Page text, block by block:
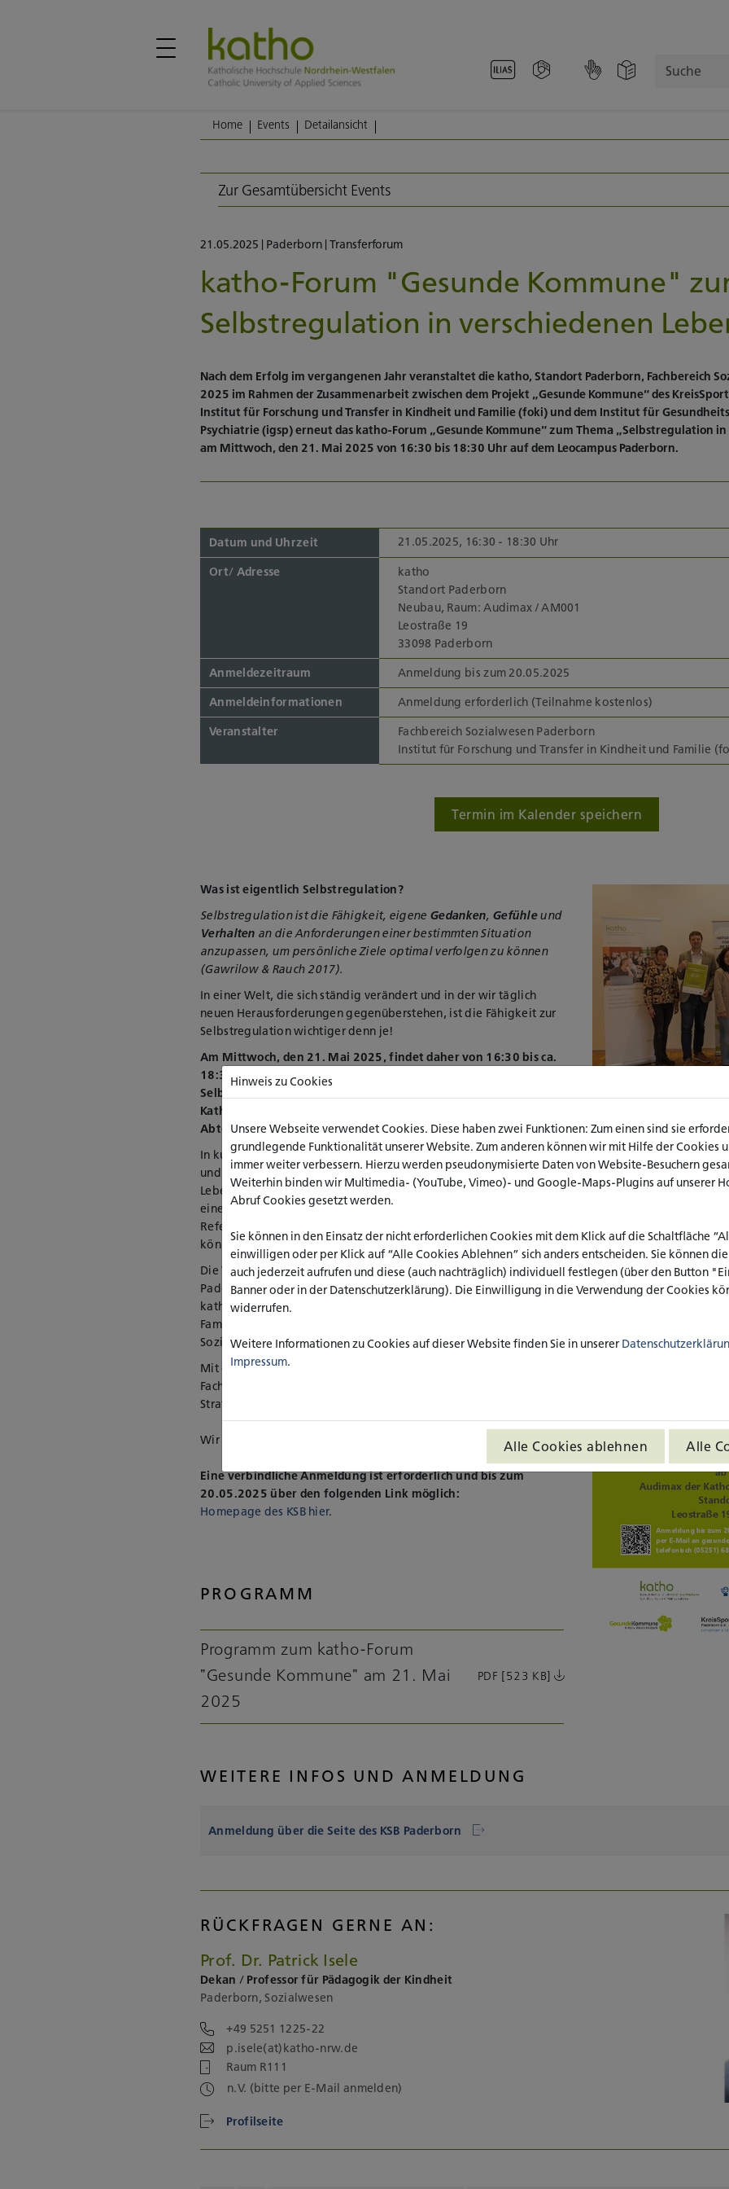
Suche
Home Events Detailansicht
Zur Gesamtübersicht Events
21.05.2025 | Paderborn | Transferforum
katho-Forum "Gesunde Kommune"
Selbstregulation in verschiedenen
Nach dem Erfolg im vergangenen Jahr veranstaltet die katho, Standort Paderborn, Fachbereich
2025 im Rahmen der Zusammenarbeit zwischen dem Projekt „Gesunde Kommune“ des
Institut für Forschung und Transfer in Kindheit und Familie (foki) und dem Institut für
Psychiatrie (igsp) erneut das katho-Forum „Gesunde Kommune“ zum Thema „Selbstregulation
am Mittwoch, den 21. Mai 2025 von 16:30 bis 18:30 Uhr auf dem Leocampus Paderborn.
Datum und Uhrzeit 21.05.2025, 16:30 - 18:30 Uhr
Ort/ Adresse
katho
Standort Paderborn
Neubau, Raum: Audimax / AM001
Leostraße 19
33098 Paderborn
Anmeldezeitraum
Anmeldung bis zum 20.05.2025
Anmeldeinformationen
Anmeldung erforderlich (Teilnahme kostenlos)
Veranstalter
Fachbereich Sozialwesen Paderborn
Institut für Forschung und Transfer in Kindheit und Familie
Termin im Kalender speichern
Freuen sich auf spannende
Paderborn), Dekan
Isele (katho, Standort
Vizepräsident und Vorstand
und Dekanatsreferentin
Was ist eigentlich Selbstregulation?
Selbstregulation ist die Fähigkeit, eigene Gedanken, Gefühleund
Verhalten an die Anforderungen einer bestimmten Situation
anzupassen, um persönliche Ziele optimal verfolgen zu können
(Gawrilow & Rauch 2017).
In einer Welt, die sich ständig verändert und in der wir täglich
neuen Herausforderungen gegenüberstehen, ist die Fähigkeit zur
Selbstregulation wichtiger denn je!
Am Mittwoch, den 21. Mai 2025, findet daher von 16:30 bis ca.
18:30 Uhr das katho-Forum „Gesunde Kommune“ zum Thema
Selbstregulation in verschiedenen Lebensphasen in der
Katholischen Hochschule Nordrhein-Westfalen (katho),
Abteilung Paderborn (Leostraße 19, 33098 Paderborn) statt.
In kurzen Impulsen nähern wir uns dem Thema Selbstregulation
und beleuchten, wie man von dieser in den unterschiedlichen
Lebensphasen profitieren kann. Während der Pause laden wir zu
einem offenen Austausch ein, bei dem die Teilnehmenden mit den
Referierenden und weiteren Expert*innen ins Gespräch kommen
können.
Die Veranstaltung ist eine gemeinsame Organisation des KSB
Paderborn mit seinem Projektteam „Gesunde Kommune“, der
katho, dem Institut für Forschung und Transfer in Kindheit und
Familie (foki), sowie dem Institut für Gesundheitsforschung und
Soziale Psychiatrie (jgsp).
Mit der geplanten Veranstaltung möchten wir Studierenden,
Fachkräften sowie interessierten Bürger_innen Denkanstöße und
Strategien im Themenfeld Selbstregulation geben.
Wir freuen uns auf Sie!
Eine verbindliche Anmeldung ist erforderlich und bis zum
20.05.2025 über den folgenden Link möglich:
Homepage des KSB hier.
PROGRAMM
Programm zum katho-Forum
"Gesunde Kommune" am 21. Mai
2025
PDF [523 KB]
WEITERE INFOS UND ANMELDUNG
Anmeldung über die Seite des KSB Paderborn
RÜCKFRAGEN GERNE AN:
Prof. Dr. Patrick Isele
Dekan / Professor für Pädagogik der Kindheit
Paderborn, Sozialwesen
+49 5251 1225-22
p.isele(at)katho-nrw.de
Raum R111
n.V. (bitte per E-Mail anmelden)
Profilseite
Hinweis zu Cookies
Unsere Webseite verwendet Cookies. Diese haben zwei Funktionen: Zum einen sind sie
grundlegende Funktionalität unserer Website. Zum anderen können wir mit Hilfe der Cookies
immer weiter verbessern. Hierzu werden pseudonymisierte Daten von Website-Besuchern
Weiterhin binden wir Multimedia- (YouTube, Vimeo)- und Google-Maps-Plugins auf unserer
Abruf Cookies gesetzt werden.
Sie können in den Einsatz der nicht erforderlichen Cookies mit dem Klick auf die Schaltfläche
einwilligen oder per Klick auf “Alle Cookies Ablehnen” sich anders entscheiden. Sie können
auch jederzeit aufrufen und diese (auch nachträglich) individuell festlegen (über den Button
Banner oder in der Datenschutzerklärung). Die Einwilligung in die Verwendung der Cookies
widerrufen.
Weitere Informationen zu Cookies auf dieser Website finden Sie in unserer
Impressum.
Alle Cookies ablehnen Alle